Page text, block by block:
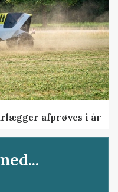
afprøves i år